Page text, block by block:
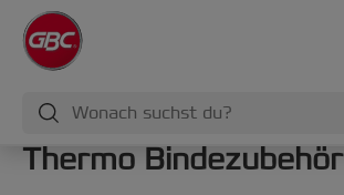
Thermo Bindezubehör